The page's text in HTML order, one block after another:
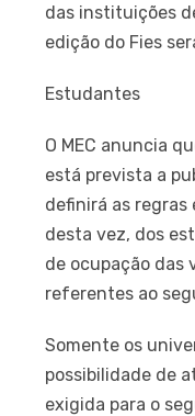
das instituições
edição do Fies
Estudantes
O MEC anuncia
está prevista a
definirá as regras
desta vez, dos
de ocupação das
referentes ao
Somente os
possibilidade de
exigida para o